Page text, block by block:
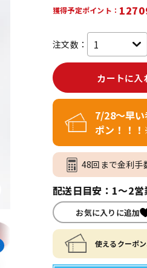
獲得予定ポイント：
注文数：
カートに入
7/28～早
ポン！！
48回まで金利手
配送日目安：1～2
お気に入りに追加
使えるクーポ